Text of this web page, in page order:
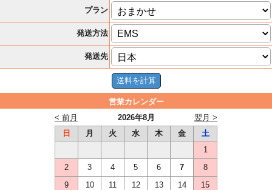
プラン
発送方法
発送先
営業カレンダー
2026年8月
< 前月
翌月 >
日
月 火 水 木 金
土
1
2
3 4 5 6 7
8
9
10 11 12 13 14
15